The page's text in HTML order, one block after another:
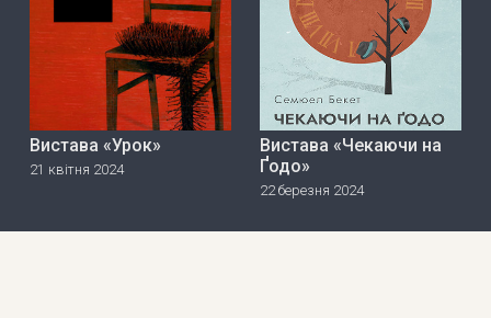
Вистава «Урок»
21 квітня 2024
Вистава «Чекаючи на
Ґодо»
22 березня 2024